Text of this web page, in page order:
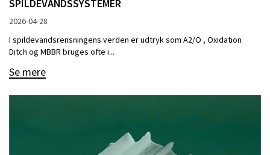
SPILDEVANDSSYSTEMER
2026-04-28
I spildevandsrensningens verden er udtryk som A2/O , Oxidation
Ditch og MBBR bruges ofte i...
Se mere